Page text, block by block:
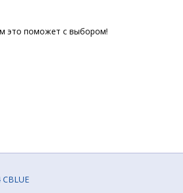
это поможет с выбором!
CBLUE